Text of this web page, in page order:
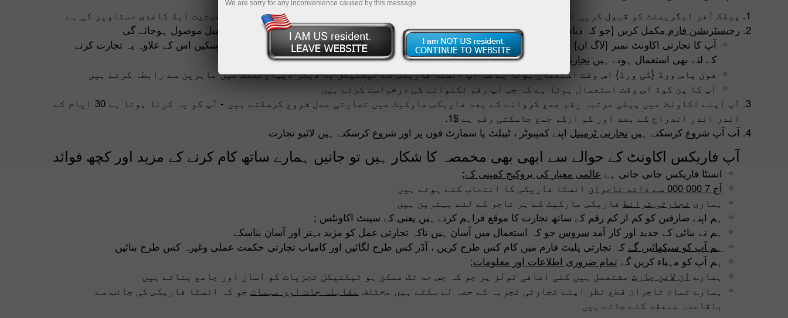
پبلک آفر ایگریمنٹ کو قبول کریں اس کو قبول کرنے کے لئے اس پر دستخط کی ضرورت نہیں ہے اور اس کی قانونی حیثیت ایک کاغدی دستاویز کی ہے
رجیسٹریشن فارم مکمل کریں {جو کہ ذیادہ وقت نہیں لے گا} تمام معلومات مکمل کرنے پر آپ کو معلومات پر مشتعمل ایک ای میل موصول ہوجائے گی
آپ کا تجارتی اکاونٹ نمبر {لاگ ان} اور پاس ورڈ اس امر کے لئے ضروری ہے کہ آپ
کلائنٹ کیبنٹمیں لاگ رسائی حاصل کرسکیں اس کے علاوہ یہ تجارت کرنے
کے لئے بھی استعمال ہوتے ہیں تجارتی پلیٹ فارم;
فون پاس ورڈ {کی ورڈ} اس وقت استعمال ہوتا ہے کہ آپ انسٹا فاریکس کے ٹیکنیکل یا ڈیلر ڈیپارٹمنٹ میں ماہرین سے رابطہ کرتے ہیں
آپ کا پن کوڈ اس وقت استعمال ہوتا ہے کہ جب آپ رقم نکلوانے کی درخواست کرتے ہیں
آپ اپنے اکاونٹ میں پہلی مرتبہ رقم جمع کروانے کے بعد فاریکس مارکیٹ میں تجارتی عمل شروع کرسکتے ہیں - آپ کو یہ کرنا ہوتا ہے 30 ایام کے
اندر اندر اندراج کے بعد اور کم ازکم جمع جاسکتی رقم ہے $1.
آب آپ شروع کرسکتے ہیں تجارتی ٹرمینل اپنے کمپیوٹر ، ٹیبلٹ یا سمارٹ فون پر اور شروع کرسکتے ہیں لائیو تجارت
آپ فاریکس اکاونٹ کے حوالے سے ابھی بھی مخمصہ کا شکار ہیں تو جانیں ہمارے ساتھ کام کرنے کے مزید اور کچھ فوائد
انسٹا فاریکس جانی جاتی ہے عالمی معیار کی بروکیج کمپنی کے;
آج 7 000 000 سے ذائد تاجران
انسٹا فاریکس کا انتحاب کئے ہوئے ہیں
ہماری تجارتی شرائط فاریکس مارکیٹ کے ہر تاجر کے لئے بہترین ہیں
ہم اپنے صارفین کو کم از کم رقم کے ساتھ تجارت کا موقع فراہم کرتے ہیں یعنی کے سینٹ اکاونٹس ;
ہم نے بنائی کے جدید اور کار آمد سروس جو کہ استعمال میں آسان ہیں تاکہ تجارتی عمل کو مزید بہتر اور آسان بناسکے
ہم آپ کو سیکھائیں گے کہ تجارتی پلیٹ فارم میں کام کس طرح کریں ، آڈر کس طرح لگائیں اور کامیاب تجارتی حکمت عملی وغیرہ کس طرح بنائیں
ہم آپ کو مہیاء کریں گے تمام ضروری اطلاعات اور معلومات;
ہمارے آن لائن چارٹ مشتعمل ہیں کئی اضافی ٹولز پر جو کہ جس حد تک ممکن ہو ٹیکنیکل تجزیات کو آسان اور جامع بناتے ہیں
ہمارے تمام تاجران قطع نظر اپنے تجارتی تجربہ کے حصہ لے سکتے ہیں مختلف مقابلہ جات اور مہمات جو کہ انسٹا فاریکس کی جانب سے
باقاعدہ منعقد کئے جاتے ہیں
We are sorry for any inconvenience caused by this message.